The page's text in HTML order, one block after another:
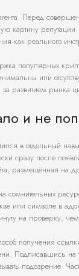
Перед
как реального
популярных
или
развитием рынка
и не
в отдельный
сразу после
размещённая на
сомнительных
или символе в
на проверку, чем
получения
Подписавшись на
подозрение.